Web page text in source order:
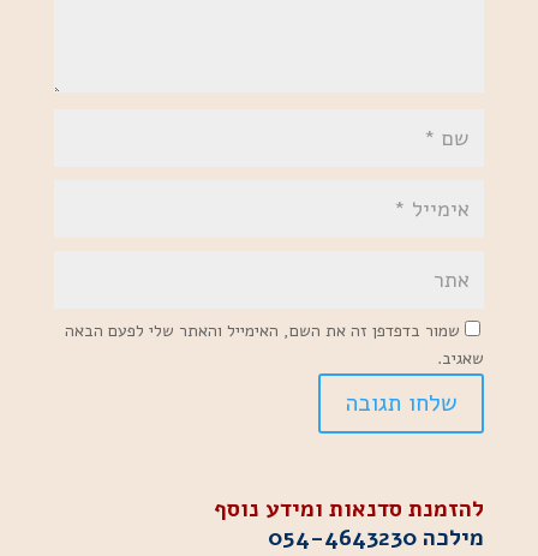
שמור בדפדפן זה את השם, האימייל והאתר שלי לפעם הבאה
שאגיב.
להזמנת סדנאות ומידע נוסף
מילכה 054-4643230